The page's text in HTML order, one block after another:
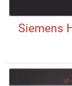
Siemens